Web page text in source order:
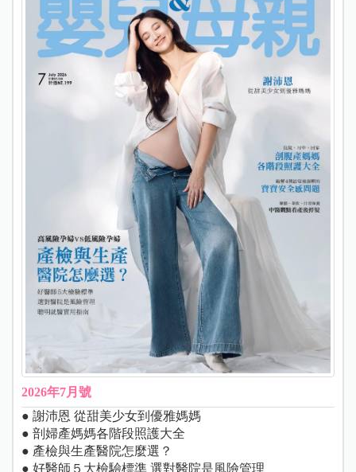
2026年7月號
● 謝沛恩 從甜美少女到優雅媽媽
● 剖婦產媽媽各階段照護大全
● 產檢與生產醫院怎麼選？
● 好醫師５大檢驗標準 選對醫院是風險管理